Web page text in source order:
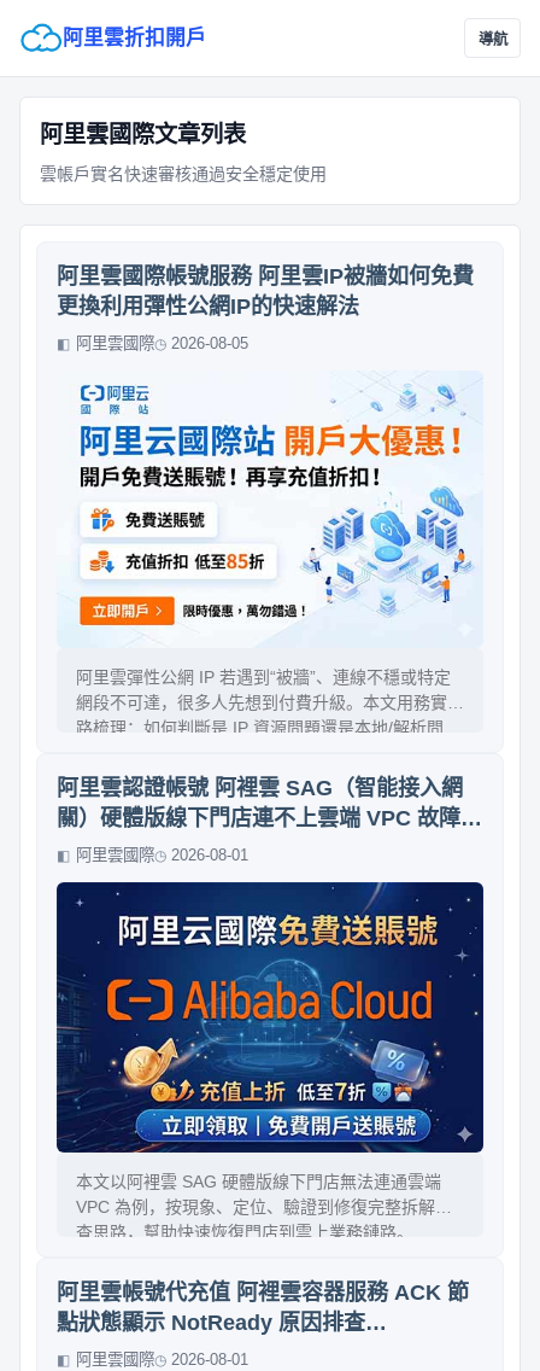
阿里雲折扣開戶 導航
阿里雲國際文章列表
雲帳戶實名快速審核通過安全穩定使用
阿里雲國際帳號服務 阿里雲IP被牆如何免費
更換利用彈性公網IP的快速解法
阿里雲國際 2026-08-05
阿里雲彈性公網 IP 若遇到“被牆”、連線不穩或特定
網段不可達，很多人先想到付費升級。本文用務實思
路梳理：如何判斷是 IP 資源問題還是本地/解析問
IP 的更換與切換，並給出可操作的排查清單、風險
點與驗證方法，幫你在最短時間恢復可用性。
阿里雲認證帳號 阿裡雲 SAG（智能接入網
關）硬體版線下門店連不上雲端 VPC 故障排
查阿里雲國際 2026-08-01
本文以阿裡雲 SAG 硬體版線下門店無法連通雲端
VPC 為例，按現象、定位、驗證到修復完整拆解排
查思路，幫助快速恢復門店到雲上業務鏈路。
阿里雲帳號代充值 阿裡雲容器服務 ACK 節
點狀態顯示 NotReady 原因排查
（Kubelet/CRI 異常）
阿里雲國際 2026-08-01